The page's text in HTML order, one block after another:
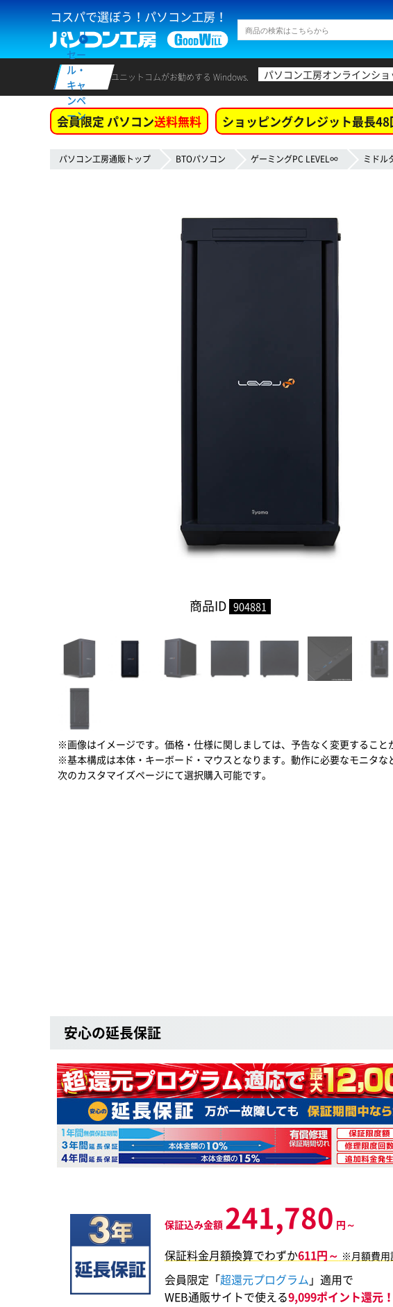
コスパで選ぼう！パソコン工房！
セー
ル・
キャ
ンペ
ーン
ユニットコムがお勧めする Windows. パソコン工房オンラインシ
会員限定 パソコン送料無料 ショッピングクレジット最長48
パソコン工房通販トップ BTOパソコン ゲーミングPC LEVEL∞ ミドル
商品ID 904881
※画像はイメージです。価格・仕様に関しましては、予告なく変更すること
※基本構成は本体・キーボード・マウスとなります。動作に必要なモニタな
次のカスタマイズページにて選択購入可能です。
安心の延長保証
保証込み金額 241,780 円～
保証料金月額換算でわずか611円～ ※月額費用
会員限定「超還元プログラム 」適用で
WEB通販サイトで使える9,099ポイント還元！